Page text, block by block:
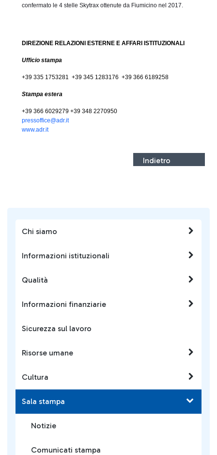
Chi siamo
Informazioni istituzionali
Qualità
Informazioni finanziarie
Sicurezza sul lavoro
Risorse umane
Cultura
Sala stampa
Notizie
Comunicati stampa
confermato le 4 stelle Skytrax ottenute da Fiumicino nel 2017.
DIREZIONE RELAZIONI ESTERNE E AFFARI ISTITUZIONALI
Ufficio stampa
+39 335 1753281 +39 345 1283176 +39 366 6189258
Stampa estera
+39 366 6029279 +39 348 2270950
pressoffice@adr.it
www.adr.it
Indietro